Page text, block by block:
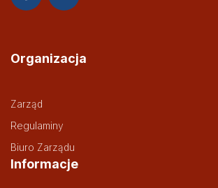
Organizacja
Zarząd
Regulaminy
Biuro Zarządu
Informacje